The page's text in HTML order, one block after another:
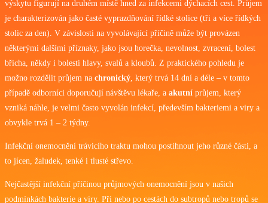
výskytu figurují na druhém místě hned za infekcemi dýchacích cest. Průjem
je charakterizován jako časté vyprazdňování řídké stolice (tři a více řídkých
stolic za den). V závislosti na vyvolávající příčině může být provázen
některými dalšími příznaky, jako jsou horečka, nevolnost, zvracení, bolest
břicha, někdy i bolesti hlavy, svalů a kloubů. Z praktického pohledu je
možno rozdělit průjem na chronický, který trvá 14 dní a déle – v tomto
případě odborníci doporučují návštěvu lékaře, a akutní průjem, který
vzniká náhle, je velmi často vyvolán infekcí, především bakteriemi a viry a
obvykle trvá 1 – 2 týdny.
Infekční onemocnění trávicího traktu mohou postihnout jeho různé části, a
to jícen, žaludek, tenké i tlusté střevo.
Nejčastější infekční příčinou průjmových onemocnění jsou v našich
podmínkách bakterie a viry. Při nebo po cestách do subtropů nebo tropů se